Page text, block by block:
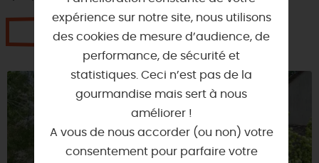
Je réserve
expérience sur notre site, nous utilisons
des cookies de mesure d’audience, de
performance, de sécurité et
statistiques. Ceci n’est pas de la
gourmandise mais sert à nous
améliorer !
A vous de nous accorder (ou non) votre
consentement pour parfaire votre